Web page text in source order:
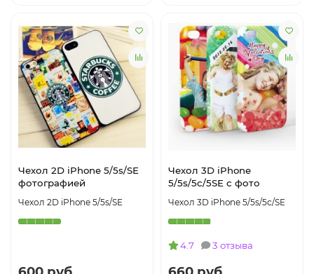
Чехол 2D iPhone 5/5s/SE
фотографией
Чехол 2D iPhone 5/5s/SE
Чехол 3D iPhone
5/5s/5с/5SE с фото
Чехол 3D iPhone 5/5s/5с/SE
4.7 3 отзыва